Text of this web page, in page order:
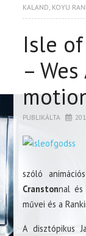
KALAND KOYU
Isle
–
PUBLIKÁLTA
szóló
Cranstonnal és
művei és a
A disztópikus